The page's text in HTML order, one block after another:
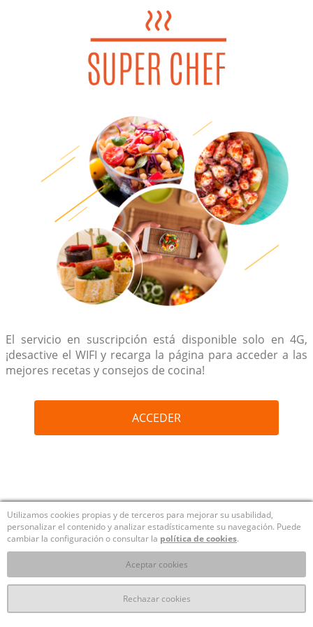
Utilizamos cookies propias y de terceros para mejorar su usabilidad,
personalizar el contenido y analizar estadísticamente su navegación. Puede
cambiar la configuración o consultar la política de cookies.
Aceptar cookies
Rechazar cookies
El servicio en suscripción está disponible solo en 4G,
¡desactive el WIFI y recarga la página para acceder a las
mejores recetas y consejos de cocina!
ACCEDER